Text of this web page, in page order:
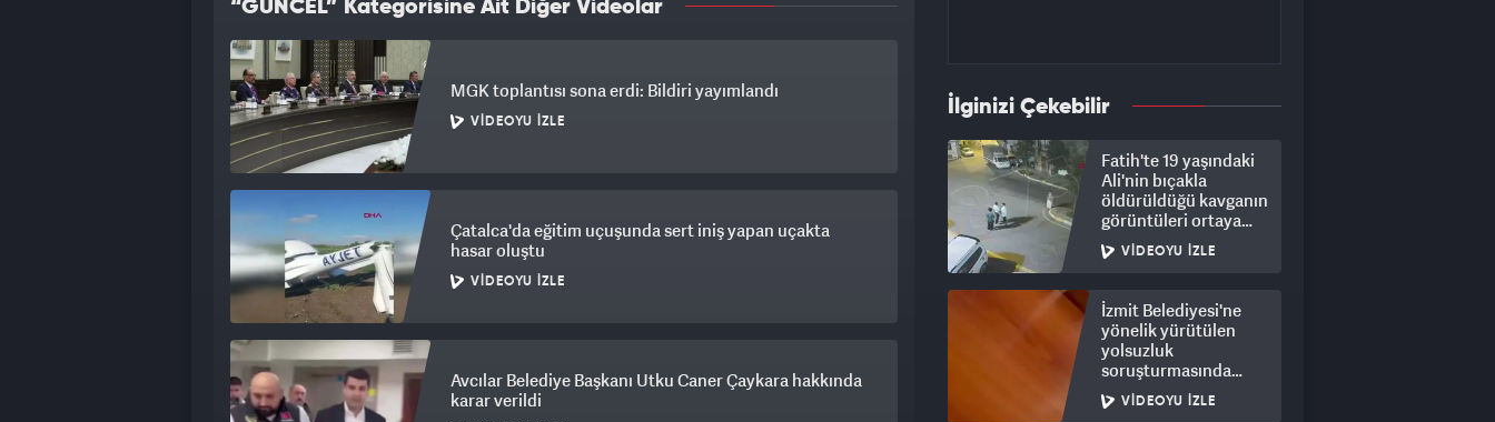
“GÜNCEL” Kategorisine Ait Diğer Videolar
MGK toplantısı sona erdi: Bildiri yayımlandı
VIDEOYU İZLE
Çatalca'da eğitim uçuşunda sert iniş yapan uçakta
hasar oluştu
VIDEOYU İZLE
Avcılar Belediye Başkanı Utku Caner Çaykara hakkında
karar verildi
İlginizi Çekebilir
Fatih'te 19 yaşındaki
Ali'nin bıçakla
öldürüldüğü kavganın
görüntüleri ortaya
çıktı: 8 gözaltı
VIDEOYU İZLE
İzmit Belediyesi'ne
yönelik yürütülen
yolsuzluk
soruşturmasında
rüşvet görüntüleri
ortaya çıktı
VIDEOYU İZLE